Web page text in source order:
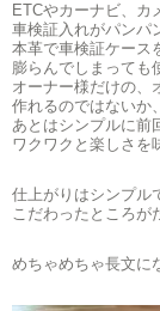
ETCやカーナビ、カ
車検証入れがパンパ
本革で車検証ケース
膨らんでしまっても
オーナー様だけの、
作れるのではない
あとはシンプルに前
ワクワクと楽しさを
仕上がりはシンプル
こだわったところが
めちゃめちゃ長文に